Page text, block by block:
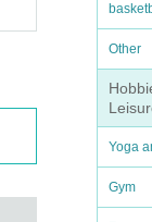
Other
Yoga
Gym